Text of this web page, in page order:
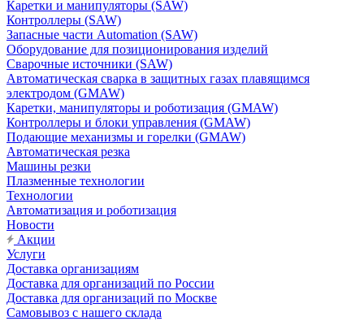
Каретки и манипуляторы (SAW)
Контроллеры (SAW)
Запасные части Automation (SAW)
Оборудование для позиционирования изделий
Сварочные источники (SAW)
Автоматическая сварка в защитных газах плавящимся
электродом (GMAW)
Каретки, манипуляторы и роботизация (GMAW)
Контроллеры и блоки управления (GMAW)
Подающие механизмы и горелки (GMAW)
Автоматическая резка
Машины резки
Плазменные технологии
Технологии
Автоматизация и роботизация
Новости
Акции
Услуги
Доставка организациям
Доставка для организаций по России
Доставка для организаций по Москве
Самовывоз с нашего склада